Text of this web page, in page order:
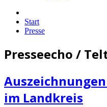
Start
Presse
Presseecho /
im Landkreis